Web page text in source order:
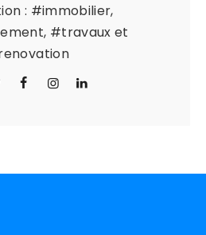
: #immobilier,
#travaux et